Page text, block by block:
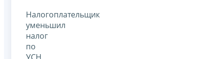
Налогоплательщик
уменьшил
налог
по